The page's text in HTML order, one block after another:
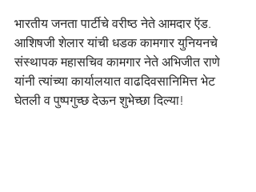
भारतीय जनता पार्टीचे वरीष्ठ नेते आमदार ऍड.
आशिषजी शेलार यांची धडक कामगार युनियनचे
संस्थापक महासचिव कामगार नेते अभिजीत राणे
यांनी त्यांच्या कार्यालयात वाढदिवसानिमित्त भेट
घेतली व पुष्पगुच्छ देऊन शुभेच्छा दिल्या!